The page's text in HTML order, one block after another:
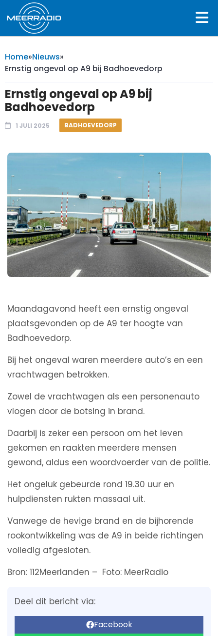
Home»Nieuws»
Ernstig ongeval op A9 bij Badhoevedorp
Ernstig ongeval op A9 bij
Badhoevedorp
1 JULI 2025 BADHOEVEDORP
Maandagavond heeft een ernstig ongeval
plaatsgevonden op de A9 ter hoogte van
Badhoevedorp.
Bij het ongeval waren meerdere auto’s en een
vrachtwagen betrokken.
Zowel de vrachtwagen als een personenauto
vlogen door de botsing in brand.
Daarbij is zeker een persoon om het leven
gekomen en raakten meerdere mensen
gewond, aldus een woordvoerder van de politie.
Het ongeluk gebeurde rond 19.30 uur en
hulpdiensten rukten massaal uit.
Vanwege de hevige brand en de bijhorende
rookontwikkeling was de A9 in beide richtingen
volledig afgesloten.
Bron: 112Meerlanden – Foto: MeerRadio
Deel dit bericht via:
Facebook